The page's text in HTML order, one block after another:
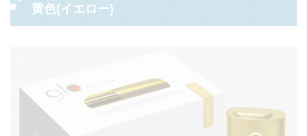
黄色(イエロー)